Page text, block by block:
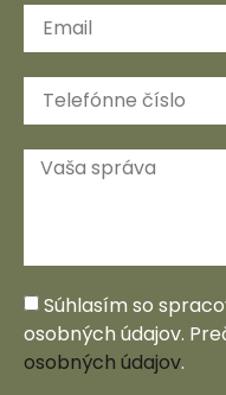
Súhlasím so
osobných údajov.
osobných údajov.